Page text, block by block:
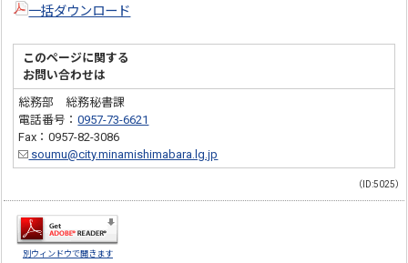
一括ダウンロード
このページに関する
お問い合わせは
総務部 総務秘書課
電話番号：0957-73-6621
Fax：0957-82-3086
soumu@city.minamishimabara.lg.jp
（ID:5025）
別ウィンドウで開きます